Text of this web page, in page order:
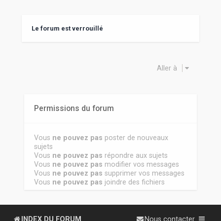
Le forum est verrouillé
Aller à
Permissions du forum
Vous ne pouvez pas poster de nouveaux
sujets
Vous ne pouvez pas répondre aux sujets
Vous ne pouvez pas modifier vos messages
Vous ne pouvez pas supprimer vos messages
Vous ne pouvez pas joindre des fichiers
INDEX DU FORUM Nous contacter